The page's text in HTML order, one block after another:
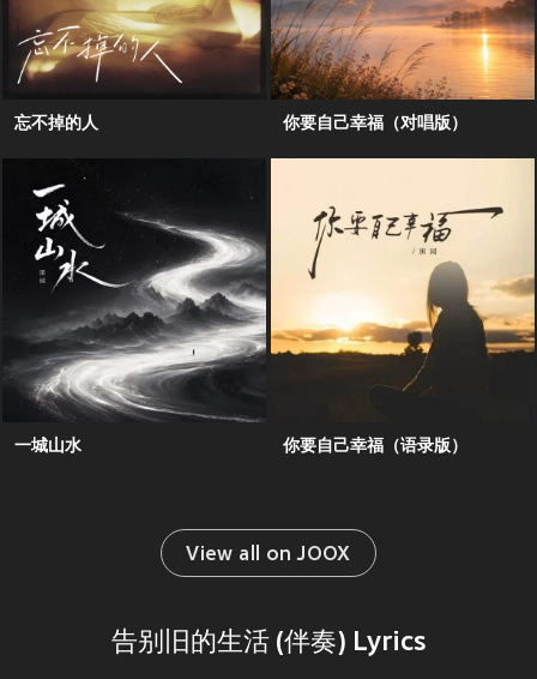
忘不掉的人 你要自己幸福（对唱版）
一城山水 你要自己幸福（语录版）
View all on JOOX
告别旧的生活 (伴奏) Lyrics